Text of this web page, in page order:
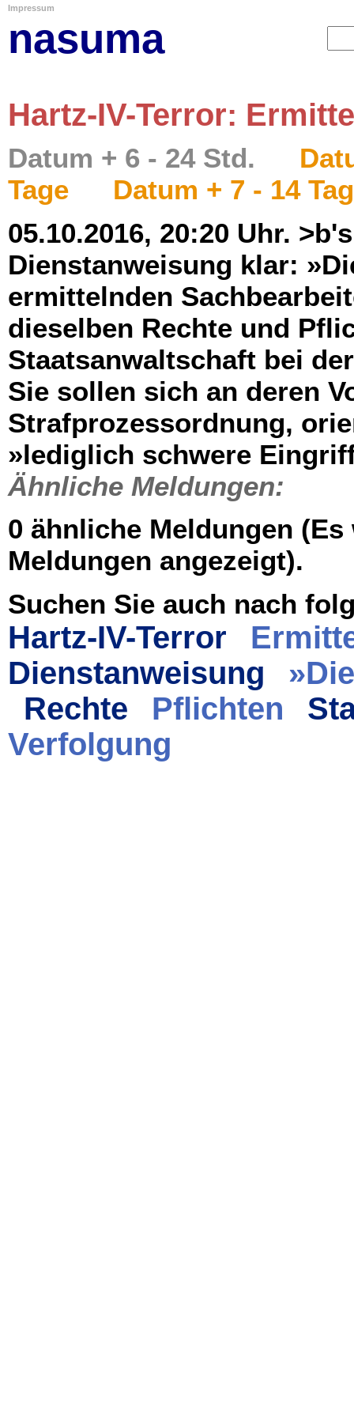
Impressum
nasuma
Hartz-IV-Terror:
Datum + 6 - 24 Std.
Tage
Datum + 7 - 14
05.10.2016, 20:20 Uhr.
Dienstanweisung klar:
ermittelnden
dieselben Rechte und
Staatsanwaltschaft bei
Sie sollen sich an deren
Strafprozessordnung,
»lediglich schwere
Ähnliche Meldungen:
0 ähnliche Meldungen
Meldungen angezeigt).
Suchen Sie auch nach
Hartz-IV-Terror
Dienstanweisung
»Die
Rechte
Pflichten
Verfolgung